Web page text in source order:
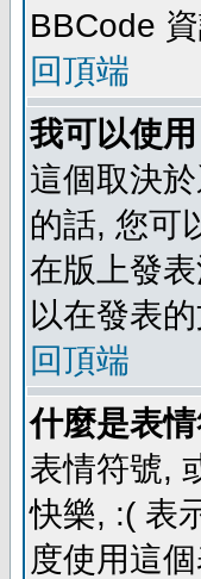
BBCode
回頂端
我可以使
這個取決
的話, 您可
在版上發
以在發表
回頂端
什麼是表
表情符號,
快樂, :( 表
度使用這